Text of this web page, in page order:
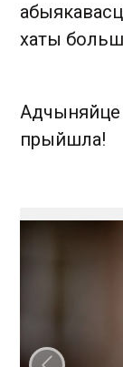
хаты
прыйшла!